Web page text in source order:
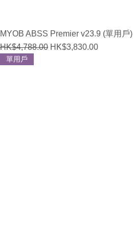
MYOB ABSS Premier v23.9 (單用戶)
Regular Price
HK$4,788.00 Sale Price
HK$3,830.00
單用戶